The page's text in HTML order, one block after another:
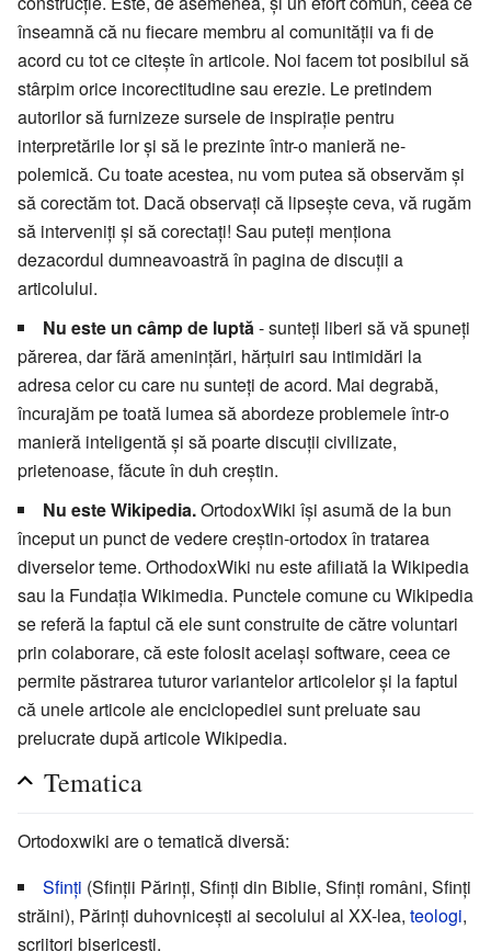
înseamnă că nu fiecare membru al comunității va fi de
acord cu tot ce citește în articole. Noi facem tot posibilul să
stârpim orice incorectitudine sau erezie. Le pretindem
autorilor să furnizeze sursele de inspirație pentru
interpretările lor și să le prezinte într-o manieră ne-
polemică. Cu toate acestea, nu vom putea să observăm și
să corectăm tot. Dacă observați că lipsește ceva, vă rugăm
să interveniți și să corectați! Sau puteți menționa
dezacordul dumneavoastră în pagina de discuții a
articolului.
Nu este un câmp de luptă - sunteți liberi să vă spuneți
părerea, dar fără amenințări, hărțuiri sau intimidări la
adresa celor cu care nu sunteți de acord. Mai degrabă,
încurajăm pe toată lumea să abordeze problemele într-o
manieră inteligentă și să poarte discuții civilizate,
prietenoase, făcute în duh creștin.
Nu este Wikipedia.OrtodoxWiki își asumă de la bun
început un punct de vedere creștin-ortodox în tratarea
diverselor teme. OrthodoxWiki nu este afiliată la Wikipedia
sau la Fundația Wikimedia. Punctele comune cu Wikipedia
se referă la faptul că ele sunt construite de către voluntari
prin colaborare, că este folosit același software, ceea ce
permite păstrarea tuturor variantelor articolelor și la faptul
că unele articole ale enciclopediei sunt preluate sau
prelucrate după articole Wikipedia.
Tematica
Ortodoxwiki are o tematică diversă:
Sfinți (Sfinții Părinți, Sfinți din Biblie, Sfinți români, Sfinți
străini), Părinți duhovnicești ai secolului al XX-lea, teologi,
scriitori bisericești.